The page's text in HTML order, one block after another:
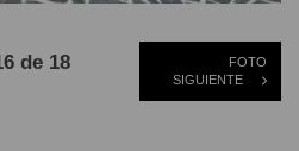
de 18
FOTO
SIGUIENTE